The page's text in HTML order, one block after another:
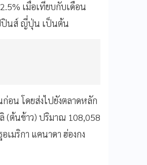
เมื่อเทียบกับเดือน
ปปินส์ ญี่ปุ่น เป็นต้น
อน โดยส่งไปยังตลาดหลัก
(ต้นข้าว) ปริมาณ 108,058
มริกา แคนาดา ฮ่องกง